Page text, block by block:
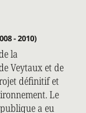
- 2010)
la
Veytaux et de
définitif et
Le
a eu